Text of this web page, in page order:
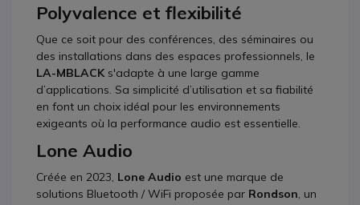
Polyvalence et flexibilité
Que ce soit pour des conférences, des séminaires ou
des installations dans des espaces professionnels, le
LA-MBLACK s'adapte à une large gamme
d’applications. Sa simplicité d’utilisation et sa fiabilité
en font un choix idéal pour les environnements
exigeants où la performance audio est essentielle.
Lone Audio
Créée en 2023, Lone Audio est une marque de
solutions Bluetooth / WiFi proposée par Rondson , un